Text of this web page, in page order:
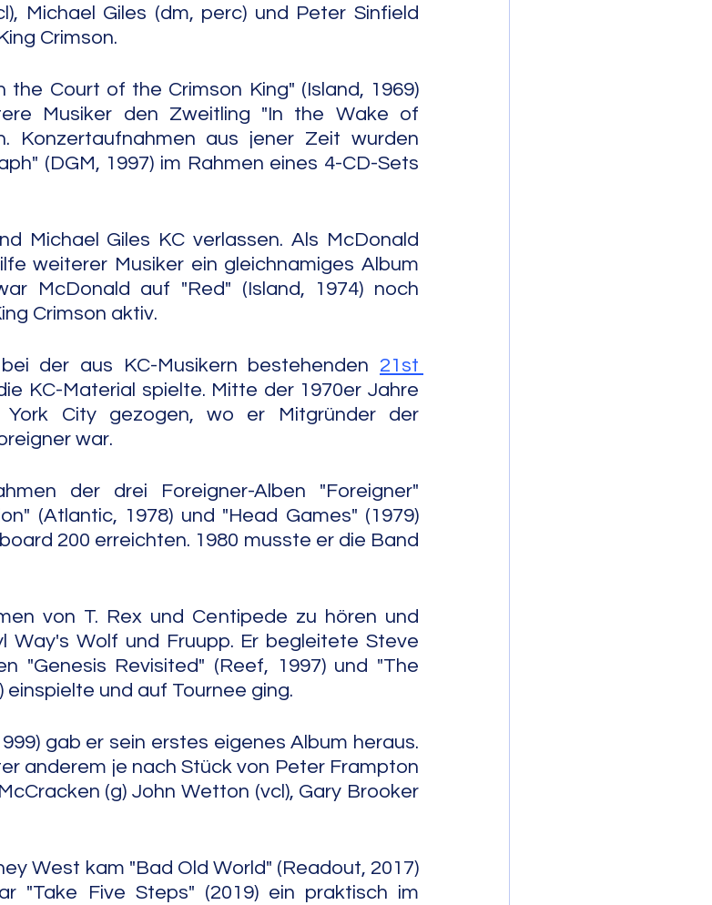
Michael Giles (dm, perc) und Peter Sinfield
Crimson.
the Court of the Crimson King" (Island, 1969)
Musiker den Zweitling "In the Wake of
Konzertaufnahmen aus jener Zeit wurden
(DGM, 1997) im Rahmen eines 4-CD-Sets
Michael Giles KC verlassen. Als McDonald
weiterer Musiker ein gleichnamiges Album
McDonald auf "Red" (Island, 1974) noch
Crimson aktiv.
der aus KC-Musikern bestehenden 21st
KC-Material spielte. Mitte der 1970er Jahre
City gezogen, wo er Mitgründer der
war.
der drei Foreigner-Alben "Foreigner"
(Atlantic, 1978) und "Head Games" (1979)
200 erreichten. 1980 musste er die Band
von T. Rex und Centipede zu hören und
Way's Wolf und Fruupp. Er begleitete Steve
"Genesis Revisited" (Reef, 1997) und "The
einspielte und auf Tournee ging.
gab er sein erstes eigenes Album heraus.
anderem je nach Stück von Peter Frampton
(g) John Wetton (vcl), Gary Brooker
West kam "Bad Old World" (Readout, 2017)
"Take Five Steps" (2019) ein praktisch im